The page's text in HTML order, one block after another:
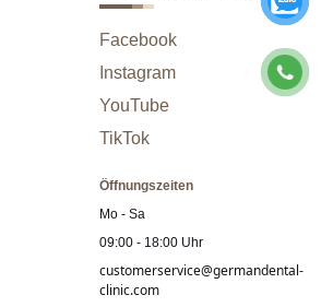
Facebook
Instagram
YouTube
TikTok
Öffnungszeiten
Mo - Sa
09:00 - 18:00 Uhr
customerservice@germandental-
clinic.com